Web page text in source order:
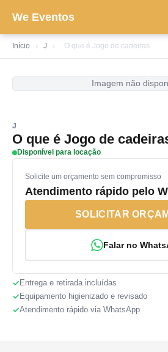
We Eventos
Início › J › O que é Jogo de cadeiras
Imagem não
J
O que é Jogo de
Disponível para locação
Solicite um orçamento sem compromisso
Atendimento rápido pelo
SOLICITAR
Falar no
Entrega e retirada incluídas
Equipamento higienizado e revisado
Atendimento rápido via WhatsApp